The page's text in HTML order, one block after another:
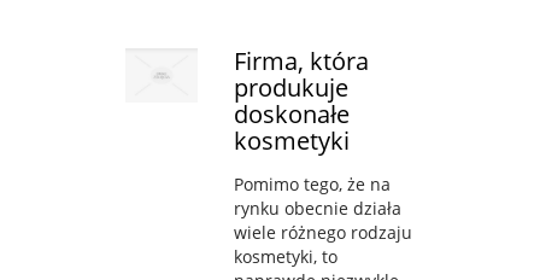
Firma, która
produkuje
doskonałe
kosmetyki
Pomimo tego, że na
rynku obecnie działa
wiele różnego rodzaju
kosmetyki, to